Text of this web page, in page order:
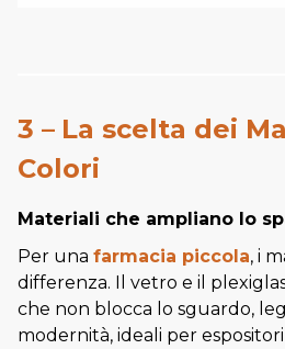
3 – La scelta dei
Colori
Materiali che ampliano lo
Per una farmacia piccola, i
differenza. Il vetro e il
che non blocca lo sguardo,
modernità, ideali per espositori